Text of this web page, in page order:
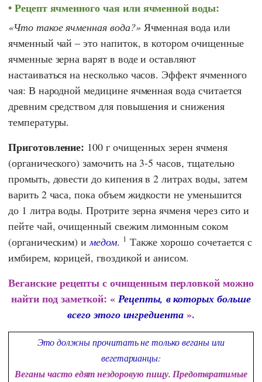
Рецепт ячменного чая или ячменной воды:
Что такое ячменная вода? Ячменная вода или
ячменный чай – это напиток, в котором очищенные
ячменные зерна варят в воде и оставляют
настаиваться на несколько часов. Эффект ячменного
чая: В народной медицине ячменная вода считается
древним средством для повышения и снижения
температуры.
Приготовление: 100 г очищенных зерен ячменя
(органического) замочить на 3-5 часов, тщательно
промыть, довести до кипения в 2 литрах воды, затем
варить 2 часа, пока объем жидкости не уменьшится
до 1 литра воды. Протрите зерна ячменя через сито и
пейте чай, очищенный свежим лимонным соком
(органическим) и медом. 1 Также хорошо сочетается с
имбирем, корицей, гвоздикой и анисом.
Веганские рецепты с очищенным перловкой можно
найти под заметкой: «Рецепты, в которых больше
всего этого ингредиента».
Это должны прочитать не только веганы или
вегетарианцы:
Веганы часто едят нездоровую пищу. Предотвратимые